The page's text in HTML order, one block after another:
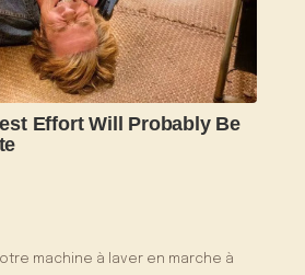
machine à laver en marche à